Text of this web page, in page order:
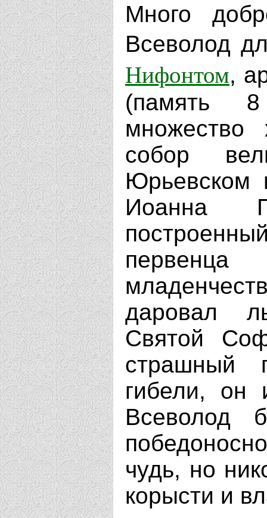
Много
Всеволод
Нифонтом,
(память
собор
Юрьевском
Иоанна
даровал
Святой
страшный
гибели, он
Всеволод
чудь, но
корысти и